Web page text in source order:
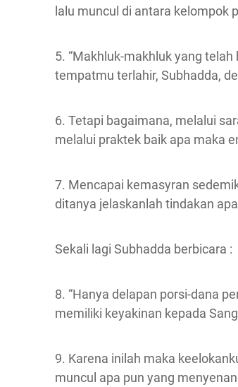
lalu muncul di antara kelompok
5. “Makhluk-makhluk yang
tempatmu terlahir, Subhadda,
6. Tetapi bagaimana, melalui
melalui praktek baik apa maka
7. Mencapai kemasyran
ditanya jelaskanlah tindakan
Sekali lagi Subhadda berbicara :
8. “Hanya delapan porsi-dana
memiliki keyakinan kepada
9. Karena inilah maka
muncul apa pun yang